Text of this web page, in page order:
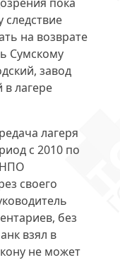
следствие
на возврате
Сумскому
завод
в лагере
лагеря
с 2010 по
НПО
своего
без
взял в
не может